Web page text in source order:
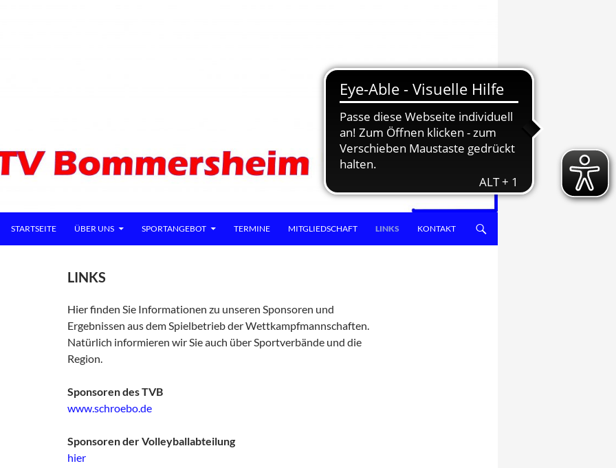
STARTSEITE
ÜBER UNS SPORTANGEBOT TERMINE MITGLIEDSCHAFT LINKS KONTAKT
LINKS
Hier finden Sie Informationen zu unseren Sponsoren und
Ergebnissen aus dem Spielbetrieb der Wettkampfmannschaften.
Natürlich informieren wir Sie auch über Sportverbände und die
Region.
Sponsoren des TVB
www.schroebo.de
Sponsoren der Volleyballabteilung
hier